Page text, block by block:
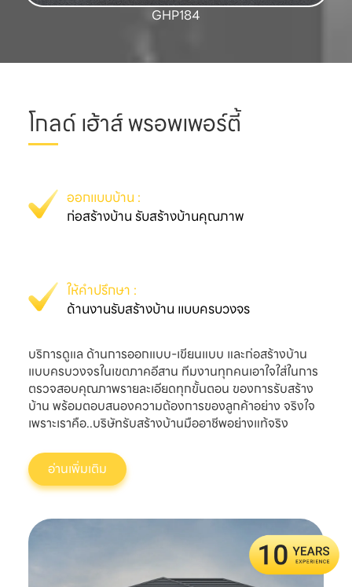
GHP184
โกลด์ เฮ้าส์ พรอพเพอร์ตี้
ก่อสร้างบ้าน รับสร้างบ้านคุณภาพ
ด้านงานรับสร้างบ้าน แบบครบวงจร
บริการดูแล ด้านการออกแบบ-เขียนแบบ และก่อสร้างบ้าน
แบบครบวงจรในเขตภาคอีสาน ทีมงานทุกคนเอาใจใส่ในการ
ตรวจสอบคุณภาพรายละเอียดทุกขั้นตอน ของการรับสร้าง
บ้าน พร้อมตอบสนองความต้องการของลูกค้าอย่าง จริงใจ
เพราะเราคือ..บริษัทรับสร้างบ้านมืออาชีพอย่างแท้จริง
อ่านเพิ่มเติม